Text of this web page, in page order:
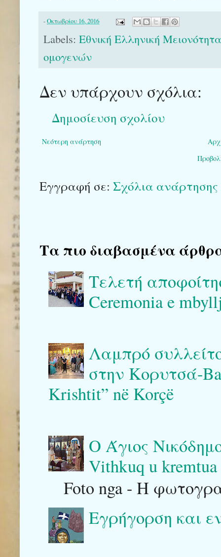
-Οκτωβρίου 16, 2016
Labels: Εθνική Ελληνική Μειονότητα
ομογενών
Δεν υπάρχουν σχόλια:
Δημοσίευση σχολίου
Νεότερη ανάρτηση
Εγγραφή σε: Σχόλια
Τα πιο διαβασμένα
Τελετή
Ceremonia e
Λαμπρό
στην Κορυτσά-
Krishtit” në Korçë
Ο Άγιος
Vithkuq u
Foto nga - Η
Εγρήγορση και